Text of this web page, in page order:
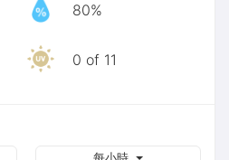
80%
0 of 11